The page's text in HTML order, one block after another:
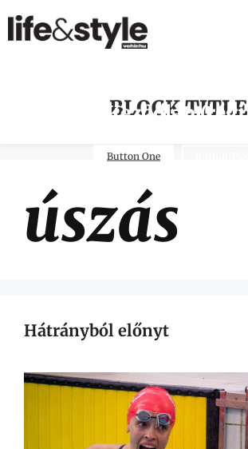
BLOCK TITLE
Kezdőlap (régi)
Button One
úszás
Hátrányból előnyt